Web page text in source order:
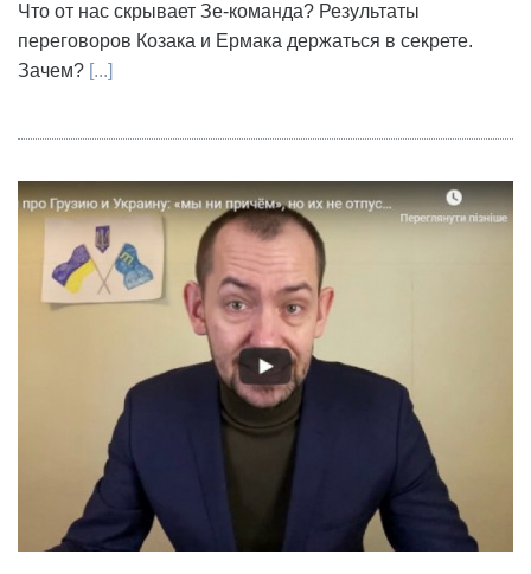
Что от нас скрывает Зе-команда? Результаты
переговоров Козака и Ермака держаться в секрете.
Зачем? [...]